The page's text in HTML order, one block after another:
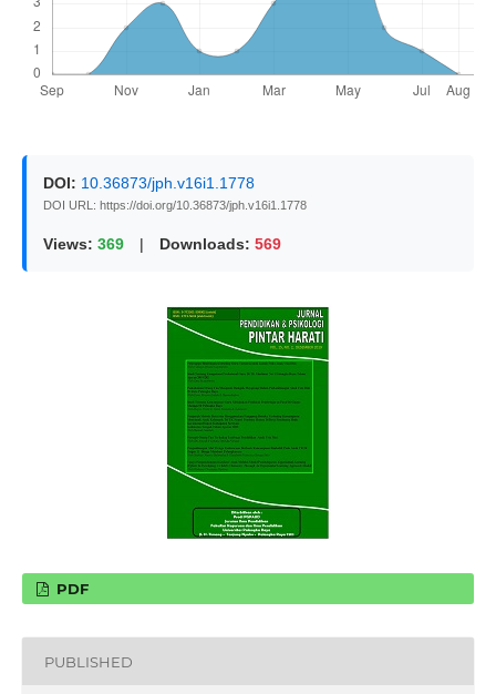
DOI: 10.36873/jph.v16i1.1778
DOI URL: https://doi.org/10.36873/jph.v16i1.1778
Views: 369 | Downloads: 569
PDF
PUBLISHED